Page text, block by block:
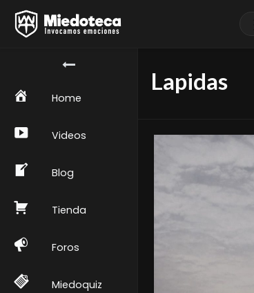
Home
Videos
Blog
Tienda
Foros
Miedoquiz
Lapidas